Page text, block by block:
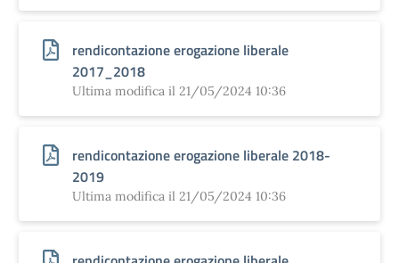
rendicontazione erogazione liberale
2017_2018
Ultima modifica il 21/05/2024 10:36
rendicontazione erogazione liberale 2018-
2019
Ultima modifica il 21/05/2024 10:36